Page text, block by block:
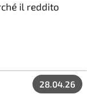
il reddito
28.04.26